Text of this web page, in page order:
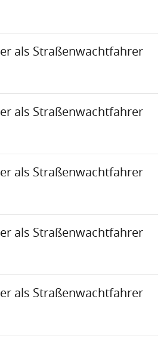
als Straßenwachtfahrer
als Straßenwachtfahrer
als Straßenwachtfahrer
als Straßenwachtfahrer
als Straßenwachtfahrer